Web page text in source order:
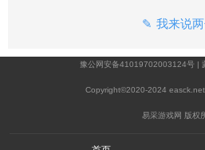
我来说
豫公网安备41019702003124号 |
Copyright©2020-2024
易采游戏网 版权